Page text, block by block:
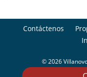
Contáctenos
© 2026